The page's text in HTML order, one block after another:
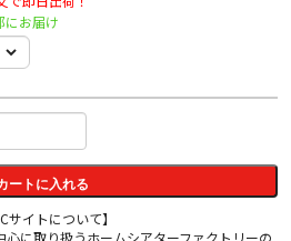
にお届け
ートに入れる
サイトについて】